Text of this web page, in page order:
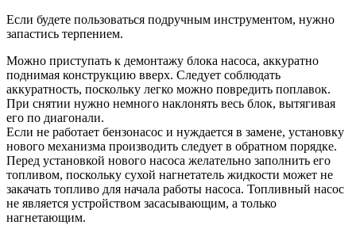
Если будете пользоваться подручным инструментом, нужно
запастись терпением.
Можно приступать к демонтажу блока насоса, аккуратно
поднимая конструкцию вверх. Следует соблюдать
аккуратность, поскольку легко можно повредить поплавок.
При снятии нужно немного наклонять весь блок, вытягивая
его по диагонали.
Если не работает бензонасос и нуждается в замене, установку
нового механизма производить следует в обратном порядке.
Перед установкой нового насоса желательно заполнить его
топливом, поскольку сухой нагнетатель жидкости может не
закачать топливо для начала работы насоса. Топливный насос
не является устройством засасывающим, а только
нагнетающим.